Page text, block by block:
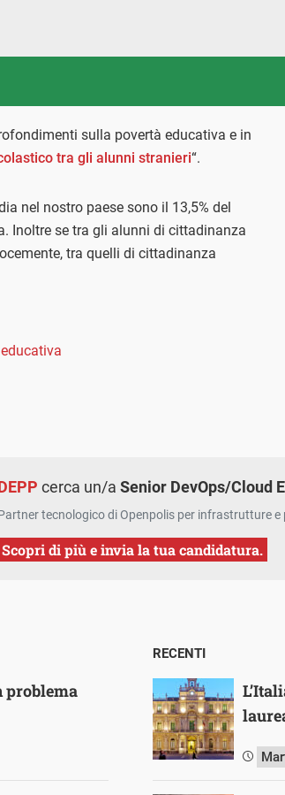
sulla povertà educativa e in
tra gli alunni stranieri“.
nel nostro paese sono il 13,5% del
Inoltre se tra gli alunni di cittadinanza
tra quelli di cittadinanza
cerca un/aSenior DevOps/Cloud
tecnologico di Openpolis per infrastrutture
Scopri di più e invia la tua candidatura.
problema
RECENTI